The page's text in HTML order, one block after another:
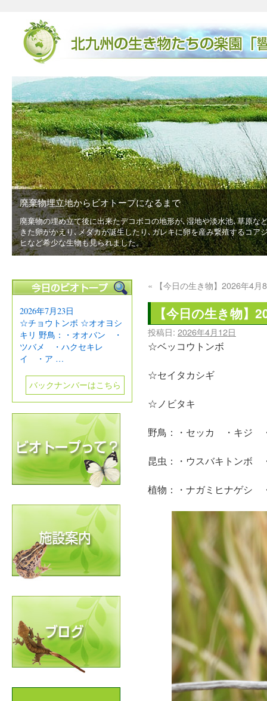
廃棄物埋立地からビオトープになるまで
廃棄物の埋め立て後に出来たデコボコの地形が､湿地や淡水池､草原
きた卵がかえり､メダカが誕生したり､ガレキに卵を産み繋殖するコ
ヒなど希少な生物も見られました。
« 【今日の生き物】2026年4月
【今日の生き物】
投稿日: 2026年4月12日
☆ベッコウトンボ
☆セイタカシギ
☆ノビタキ
野鳥：・セッカ ・キジ
昆虫：・ウスバキトンボ
植物：・ナガミヒナゲシ
2026年7月23日
☆チョウトンボ ☆オオヨシ
キリ 野鳥：・オオバン ・
ツバメ ・ハクセキレ
イ ・ア …
バックナンバーはこちら